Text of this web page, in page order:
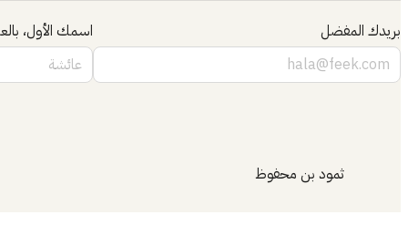
بريدك المفضل اسمك الأول،
ثمود بن محفوظ